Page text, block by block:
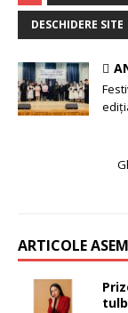
DESCHIDERE SITE
ARTICOLE